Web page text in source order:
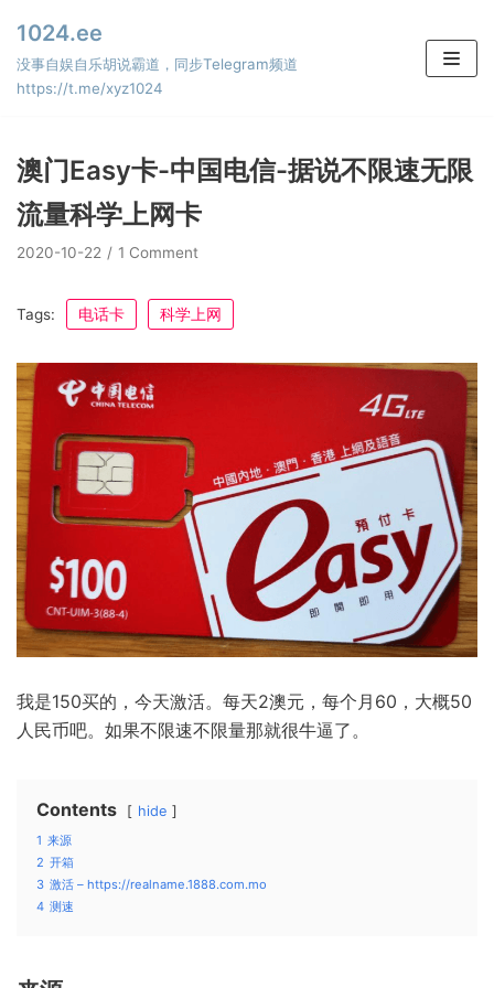
Skip
to
content
1024.ee
没事自娱自乐胡说霸道，同步Telegram频道
https://t.me/xyz1024
澳门Easy卡-中国电信-据说不限速无限
流量科学上网卡
2020-10-22 1 Comment
Tags: 电话卡 科学上网
我是150买的，今天激活。每天2澳元，每个月60，大概50
人民币吧。如果不限速不限量那就很牛逼了。
Contents hide
1 来源
2 开箱
3 激活 – https://realname.1888.com.mo
4 测速